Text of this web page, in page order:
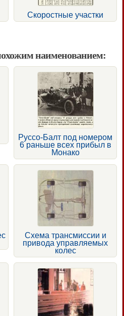
Скоростные участки
наименованием:
Руссо-Балт под номером
6 раньше всех прибыл в
Монако
Схема трансмиссии и
привода управляемых
колес